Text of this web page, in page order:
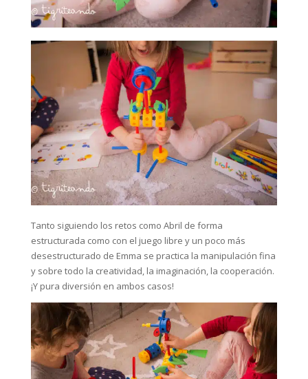
Tanto siguiendo los retos como Abril de forma
estructurada como con el juego libre y un poco más
desestructurado de Emma se practica la manipulación fina
y sobre todo la creatividad, la imaginación, la cooperación.
¡Y pura diversión en ambos casos!